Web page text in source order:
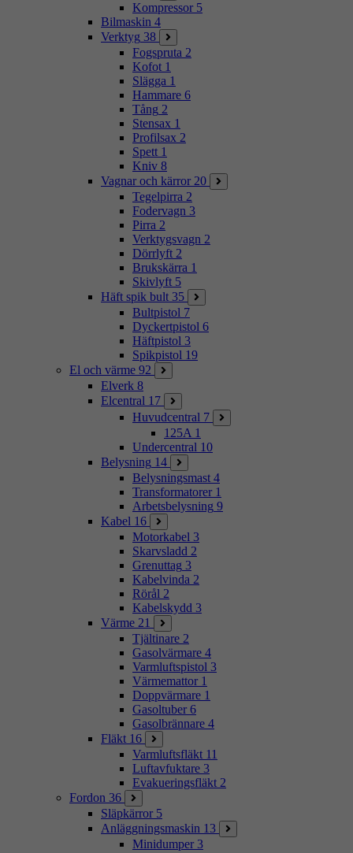
Kompressor 5
Bilmaskin 4
Verktyg 38
Fogspruta 2
Kofot 1
Slägga 1
Hammare 6
Tång 2
Stensax 1
Profilsax 2
Spett 1
Kniv 8
Vagnar och kärror 20
Tegelpirra 2
Fodervagn 3
Pirra 2
Verktygsvagn 2
Dörrlyft 2
Brukskärra 1
Skivlyft 5
Häft spik bult 35
Bultpistol 7
Dyckertpistol 6
Häftpistol 3
Spikpistol 19
El och värme 92
Elverk 8
Elcentral 17
Huvudcentral 7
125A 1
Undercentral 10
Belysning 14
Belysningsmast 4
Transformatorer 1
Arbetsbelysning 9
Kabel 16
Motorkabel 3
Skarvsladd 2
Grenuttag 3
Kabelvinda 2
Rörål 2
Kabelskydd 3
Värme 21
Tjältinare 2
Gasolvärmare 4
Varmluftspistol 3
Värmemattor 1
Doppvärmare 1
Gasoltuber 6
Gasolbrännare 4
Fläkt 16
Varmluftsfläkt 11
Luftavfuktare 3
Evakueringsfläkt 2
Fordon 36
Släpkärror 5
Anläggningsmaskin 13
Minidumper 3